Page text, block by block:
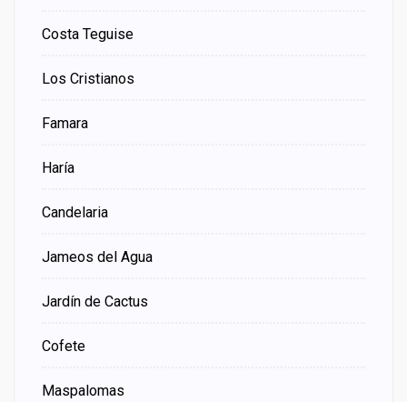
Costa Teguise
Los Cristianos
Famara
Haría
Candelaria
Jameos del Agua
Jardín de Cactus
Cofete
Maspalomas